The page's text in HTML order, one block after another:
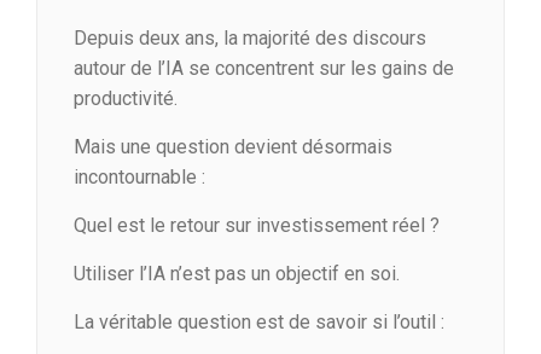
Depuis deux ans, la majorité des discours
autour de l’IA se concentrent sur les gains de
productivité.
Mais une question devient désormais
incontournable :
Quel est le retour sur investissement réel ?
Utiliser l’IA n’est pas un objectif en soi.
La véritable question est de savoir si l’outil :